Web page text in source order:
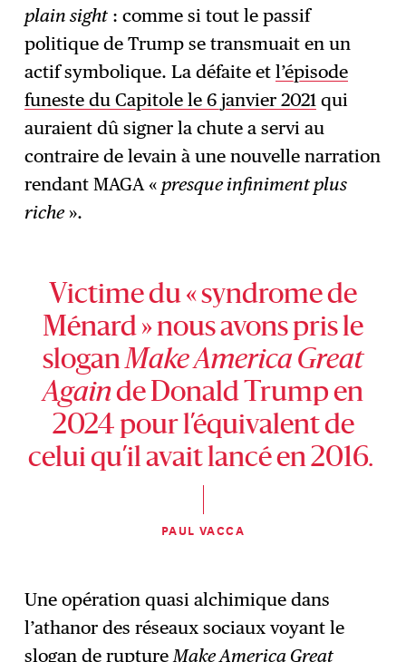
plain sight : comme si tout le passif
politique de Trump se transmuait en un
actif symbolique. La défaite etl’épisode
funeste du Capitole le 6 janvier 2021 qui
auraient dû signer la chute a servi au
contraire de levain à une nouvelle narration
rendant MAGA « presque infiniment plus
riche».
Victime du « syndrome de
Ménard » nous avons pris le
sloganMake America Great
Againde Donald Trump en
2024 pour l’équivalent de
celui qu’il avait lancé en 2016.
PAUL VACCA
Une opération quasi alchimique dans
l’athanor des réseaux sociaux voyant le
slogan de ruptureMake America Great